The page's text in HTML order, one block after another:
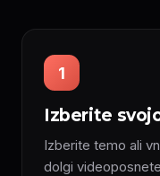
1
Izberite
Izberite temo ali
dolgi